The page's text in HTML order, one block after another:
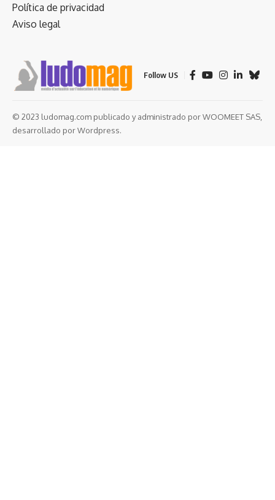
Política de privacidad
Aviso legal
Follow US
© 2023 ludomag.com publicado y administrado por WOOMEET SAS,
desarrollado por Wordpress.